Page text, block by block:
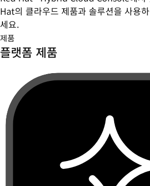
Hat의 클라우드 제품과 솔루션을 사용
세요.
제품
플랫폼 제품